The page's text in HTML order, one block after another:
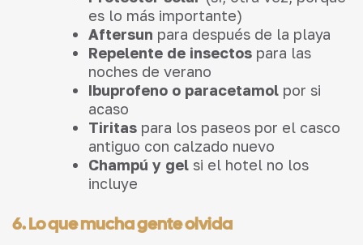
es lo más importante)
Aftersun para después de la playa
Repelente de insectos para las
noches de verano
Ibuprofeno o paracetamol por si
acaso
Tiritas para los paseos por el casco
antiguo con calzado nuevo
Champú y gel si el hotel no los
incluye
6. Lo que mucha gente olvida